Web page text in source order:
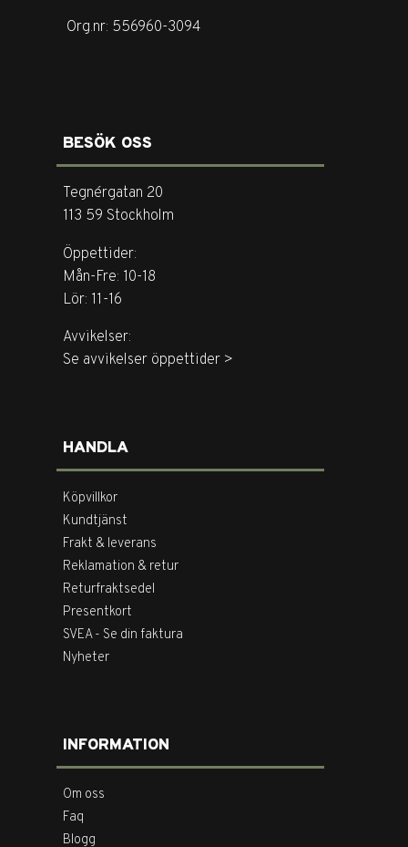
Org.nr: 556960-3094
BESÖK OSS
Tegnérgatan 20
113 59 Stockholm
Öppettider:
Mån-Fre: 10-18
Lör: 11-16
Avvikelser:
Se avvikelser öppettider >
HANDLA
Köpvillkor
Kundtjänst
Frakt & leverans
Reklamation & retur
Returfraktsedel
Presentkort
SVEA - Se din faktura
Nyheter
INFORMATION
Om oss
Faq
Blogg